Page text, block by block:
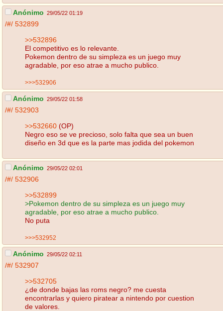
Anónimo 29/05/22 01:19
/#/ 532899
>>532896
El competitivo es lo relevante.
Pokemon dentro de su simpleza es un juego muy
agradable, por eso atrae a mucho publico.
>>>532906
Anónimo 29/05/22 01:58
/#/ 532903
>>532660 (OP)
Negro eso se ve precioso, solo falta que sea un buen
diseño en 3d que es la parte mas jodida del pokemon
Anónimo 29/05/22 02:01
/#/ 532906
>>532899
>Pokemon dentro de su simpleza es un juego muy
agradable, por eso atrae a mucho publico.
No puta
>>>532952
Anónimo 29/05/22 02:11
/#/ 532907
>>532705
¿de donde bajas las roms negro? me cuesta
encontrarlas y quiero piratear a nintendo por cuestion
de valores.